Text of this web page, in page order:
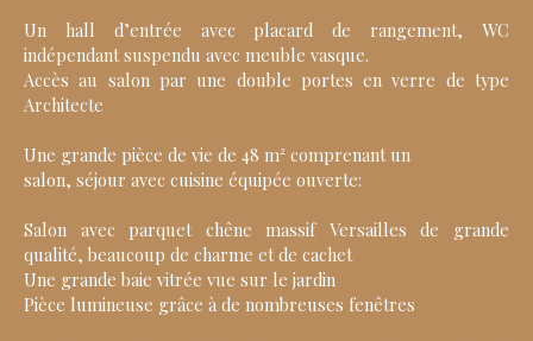
Un hall d’entrée avec placard de rangement, WC
indépendant suspendu avec meuble vasque.
Accès au salon par une double portes en verre de type
Architecte
Une grande pièce de vie de 48 m² comprenant un
salon, séjour avec cuisine équipée ouverte:
Salon avec parquet chêne massif Versailles de grande
qualité, beaucoup de charme et de cachet
Une grande baie vitrée vue sur le jardin
Pièce lumineuse grâce à de nombreuses fenêtres